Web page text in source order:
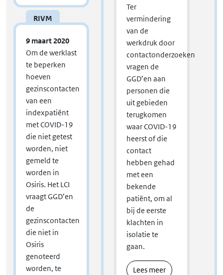
RIVM
9 maart 2020
Om de werklast
te beperken
hoeven
gezinscontacten
van een
indexpatiënt
met COVID-19
die niet getest
worden, niet
gemeld te
worden in
Osiris. Het LCI
vraagt GGD’en
de
gezinscontacten
die niet in
Osiris
genoteerd
worden, te
Ter
vermindering
van de
werkdruk door
contactonderzoeken
vragen de
GGD’en aan
personen die
uit gebieden
terugkomen
waar COVID-19
heerst of die
contact
hebben gehad
met een
bekende
patiënt, om al
bij de eerste
klachten in
isolatie te
gaan.
Lees meer